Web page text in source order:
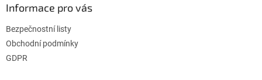
Informace pro vás
Bezpečnostní listy
Obchodní podmínky
GDPR